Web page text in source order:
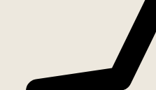
Aanwijzingen voor de gebruiker
Inleiding